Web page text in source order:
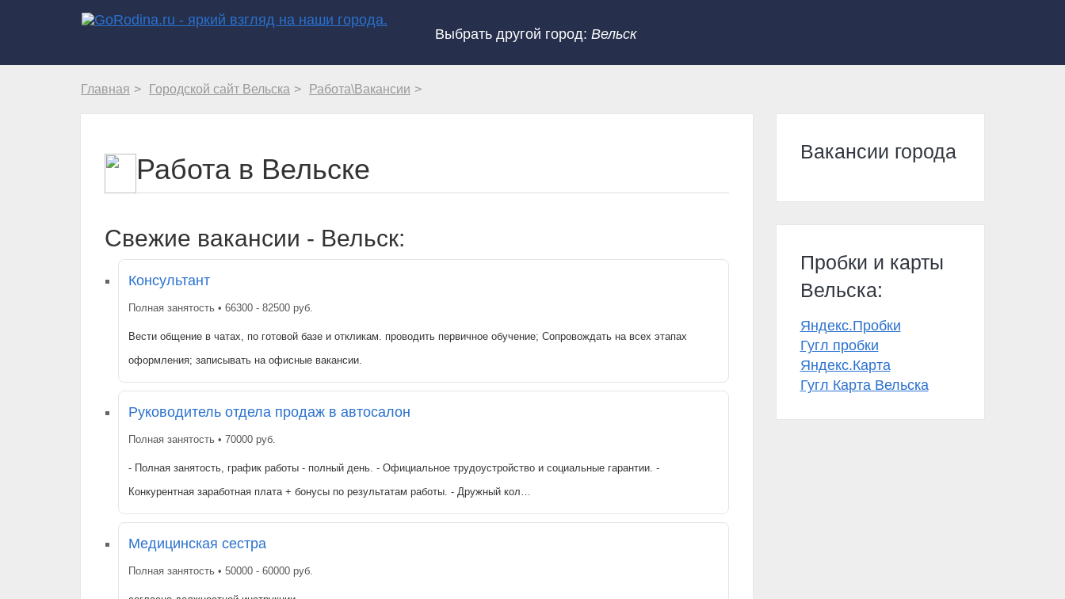
Выбрать другой город: Вельск
Главная Городской сайт Вельска Работа\Вакансии
Работа в Вельске
Свежие вакансии - Вельск:
Консультант
Полная занятость • 66300 - 82500 руб.
Вести общение в чатах, по готовой базе и откликам. проводить первичное обучение; Сопровождать на всех этапах
оформления; записывать на офисные вакансии.
Руководитель отдела продаж в автосалон
Полная занятость • 70000 руб.
- Полная занятость, график работы - полный день. - Официальное трудоустройство и социальные гарантии. -
Конкурентная заработная плата + бонусы по результатам работы. - Дружный кол…
Медицинская сестра
Полная занятость • 50000 - 60000 руб.
Вакансии города
Пробки и карты
Вельска:
Яндекс.Пробки
Гугл пробки
Яндекс.Карта
Гугл Карта Вельска